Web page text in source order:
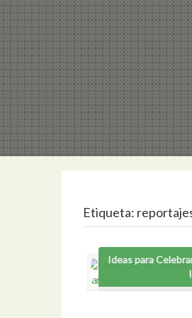
Etiqueta:
Ideas para